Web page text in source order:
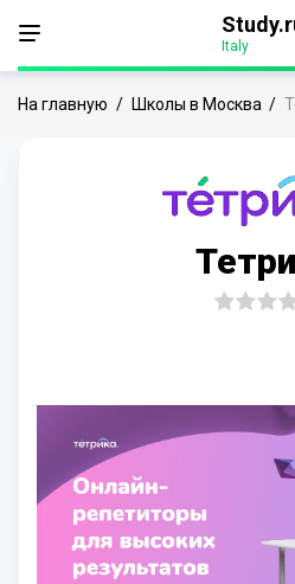
Italy
На главную / Школы в Москва /